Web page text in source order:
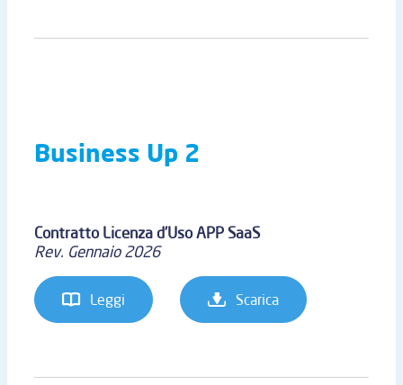
Business Up 2
Contratto Licenza d’Uso APP SaaS
Rev. Gennaio 2026
Leggi Scarica